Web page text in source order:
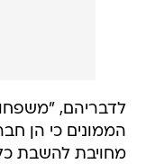
לדבריהם,
הממונים כי הן
מחויבת להשבת